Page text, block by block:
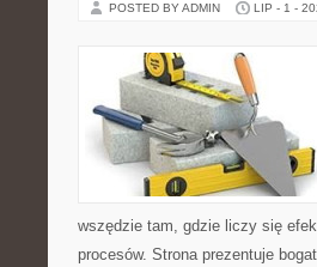
POSTED BY ADMIN LIP - 1 -
wszędzie tam, gdzie liczy się
procesów. Strona prezentuje